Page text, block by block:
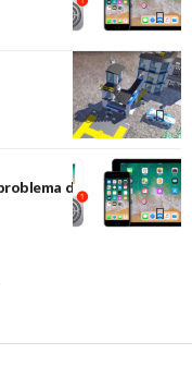
de HomeKit